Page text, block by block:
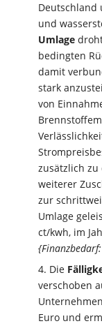
Deutschland
und
Umlage
bedingten
damit
stark
von
zusätzlich zu
weiterer
zur
Umlage
ct/kwh, im
Die
verschoben
Euro und